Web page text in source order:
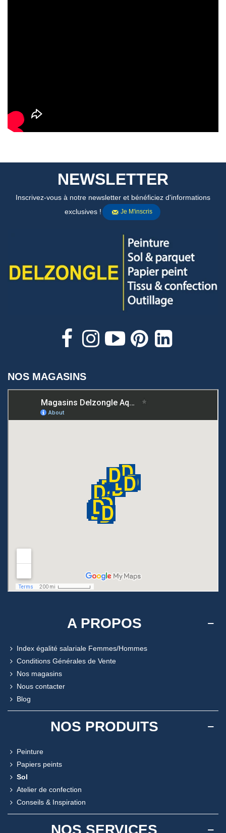
NEWSLETTER
Inscrivez-vous à notre newsletter et bénéficiez d'informations
exclusives !
Je M'inscris
NOS MAGASINS
A PROPOS
Index égalité salariale Femmes/Hommes
Conditions Générales de Vente
Nos magasins
Nous contacter
Blog
NOS PRODUITS
Peinture
Papiers peints
Sol
Atelier de confection
Conseils & Inspiration
NOS SERVICES